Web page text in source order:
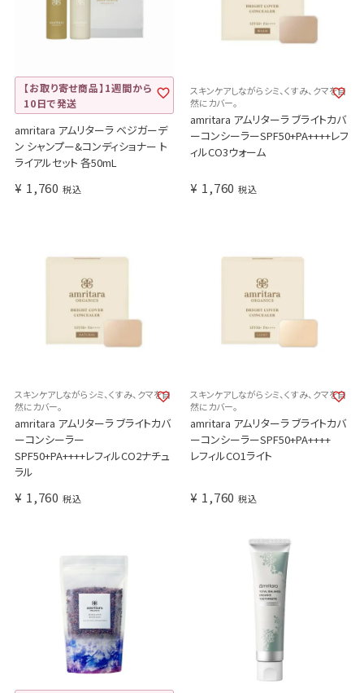
【お取り寄せ商品】1週間から
10日で発送
amritara アムリターラ ベジガーデ
ン シャンプー&コンディショナー ト
ライアルセット 各50mL
¥ 1,760 税込
スキンケアしながらシミ、くすみ、クマを自
然にカバー。
amritara アムリターラ ブライトカバ
ーコンシーラーSPF50+PA++++レフ
ィルCO3ウォーム
¥ 1,760 税込
スキンケアしながらシミ、くすみ、クマを自
然にカバー。
amritara アムリターラ ブライトカバ
ーコンシーラー
SPF50+PA++++レフィルCO2ナチュ
ラル
¥ 1,760 税込
スキンケアしながらシミ、くすみ、クマを自
然にカバー。
amritara アムリターラ ブライトカバ
ーコンシーラーSPF50+PA++++
レフィルCO1ライト
¥ 1,760 税込